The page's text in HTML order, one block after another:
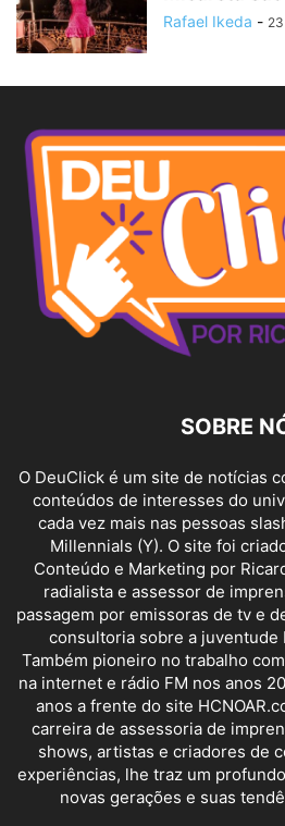
Rafael Ikeda -
SOBRE
O DeuClick é um site de notícias
conteúdos de interesses do
cada vez mais nas pessoas
Millennials (Y). O site foi
Conteúdo e Marketing por
radialista e assessor de
passagem por emissoras de tv e
consultoria sobre a juventude
Também pioneiro no trabalho
na internet e rádio FM nos anos
anos a frente do site
carreira de assessoria de
shows, artistas e criadores de
experiências, lhe traz um
novas gerações e suas